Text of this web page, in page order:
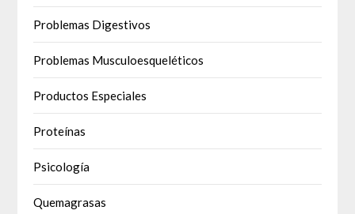
Problemas Digestivos
Problemas Musculoesqueléticos
Productos Especiales
Proteínas
Psicología
Quemagrasas